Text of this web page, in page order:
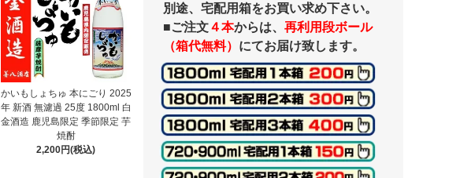
かいもしょちゅ 本にごり 2025
年 新酒 無濾過 25度 1800ml 白
金酒造 鹿児島限定 季節限定 芋
焼酎
2,200円(税込)
別途、宅配用箱をお買い求め下さい。
■ご注文４本からは、 再利用段ボール
（箱代無料） にてお届け致します。